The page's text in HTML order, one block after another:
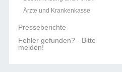
Ärzte und Krankenkasse
Presseberichte
Fehler gefunden? - Bitte
melden!